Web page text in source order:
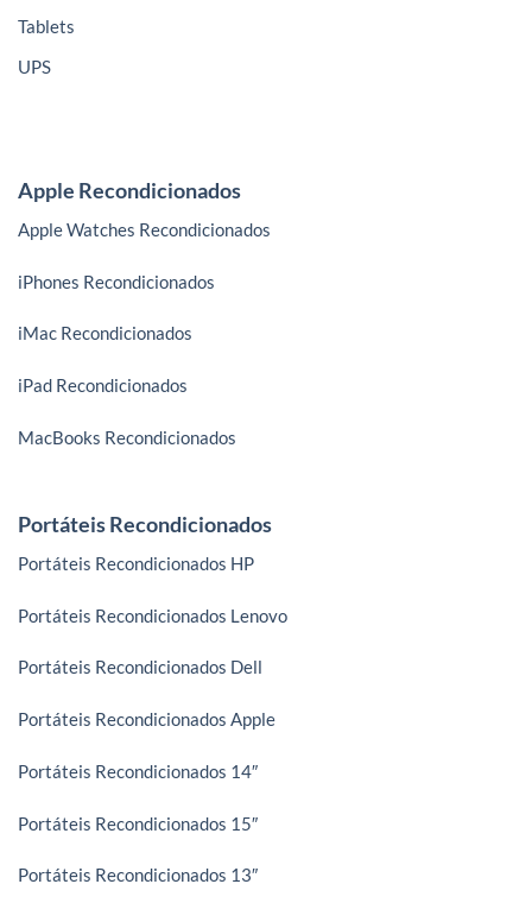
Tablets
UPS
Apple Recondicionados
Apple Watches Recondicionados
iPhones Recondicionados
iMac Recondicionados
iPad Recondicionados
MacBooks Recondicionados
Portáteis Recondicionados
Portáteis Recondicionados HP
Portáteis Recondicionados Lenovo
Portáteis Recondicionados Dell
Portáteis Recondicionados Apple
Portáteis Recondicionados 14″
Portáteis Recondicionados 15″
Portáteis Recondicionados 13″